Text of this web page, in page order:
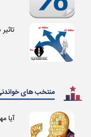
منتخب های
آیا